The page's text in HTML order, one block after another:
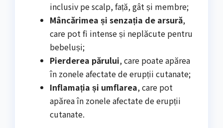
inclusiv pe scalp, față, gât și membre;
Mâncărimea și senzația de arsură,
care pot fi intense și neplăcute pentru
bebeluși;
Pierderea părului, care poate apărea
în zonele afectate de erupții cutanate;
Inflamația și umflarea, care pot
apărea în zonele afectate de erupții
cutanate.